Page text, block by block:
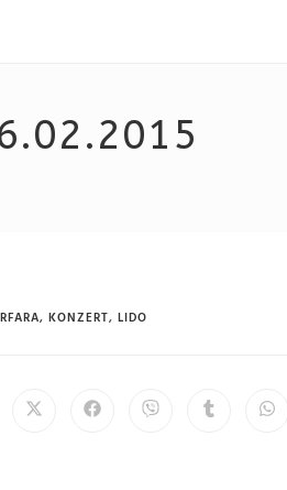
, KONZERT, LIDO